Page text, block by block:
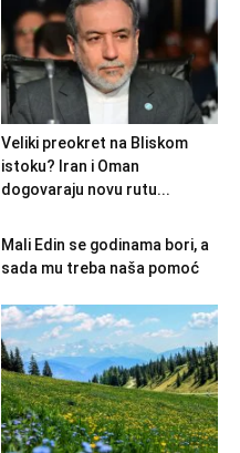
Veliki preokret na Bliskom
istoku? Iran i Oman
dogovaraju novu rutu...
Mali Edin se godinama bori, a
sada mu treba naša pomoć